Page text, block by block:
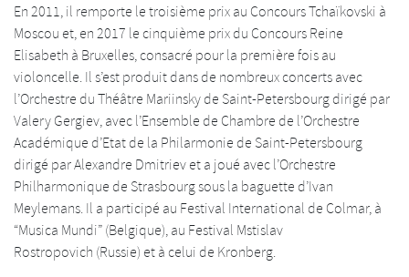
En 2011, il remporte le troisième prix au Concours Tchaïkovski à
Moscou et, en 2017 le cinquième prix du Concours Reine
Elisabeth à Bruxelles, consacré pour la première fois au
violoncelle. Il s’est produit dans de nombreux concerts avec
l’Orchestre du Théâtre Mariinsky de Saint-Petersbourg dirigé par
Valery Gergiev, avec l’Ensemble de Chambre de l’Orchestre
Académique d’Etat de la Philarmonie de Saint-Petersbourg
dirigé par Alexandre Dmitriev et a joué avec l’Orchestre
Philharmonique de Strasbourg sous la baguette d’Ivan
Meylemans. Il a participé au Festival International de Colmar, à
“Musica Mundi” (Belgique), au Festival Mstislav
Rostropovich (Russie) et à celui de Kronberg.